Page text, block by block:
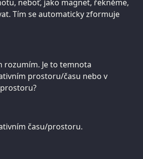
neboť, jako magnet, řekněme,
Tím se automaticky zformuje
rozumím. Je to temnota
prostoru/času nebo v
času/prostoru.